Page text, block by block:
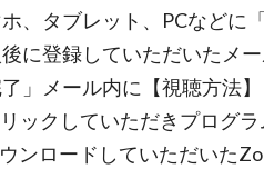
タブレット、PCなどに
登録していただいたメー
」メール内に【視聴方法
リックしていただきプロ
ンロードしていただいた